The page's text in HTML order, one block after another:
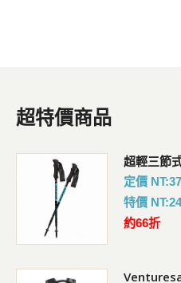
超特價商品
超輕三節
定價
特價
約66折